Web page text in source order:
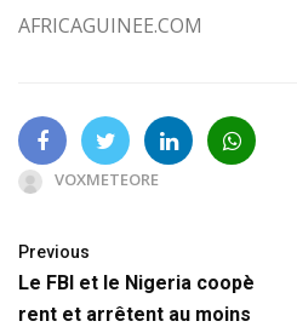
AFRICAGUINEE.COM
VOXMETEORE
Previous
Le FBI et le Nigeria coopè
rent et arrêtent au moins